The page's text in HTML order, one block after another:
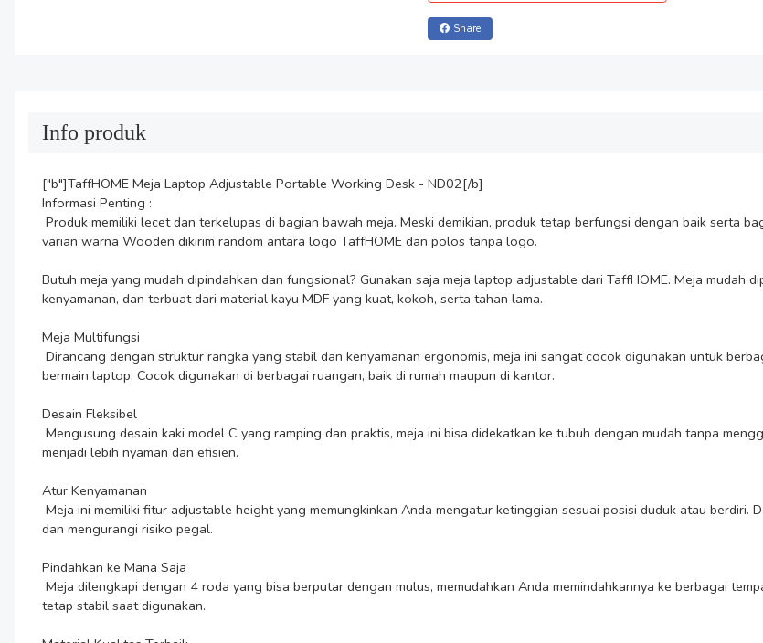
Share
Info produk
["b"]TaffHOME Meja Laptop Adjustable Portable Working Desk - ND02[/b]
Informasi Penting :
varian warna Wooden dikirim random antara logo TaffHOME dan polos tanpa logo.
Butuh meja yang mudah dipindahkan dan fungsional? Gunakan saja meja laptop adjustable dari TaffHOME. Meja mudah
kenyamanan, dan terbuat dari material kayu MDF yang kuat, kokoh, serta tahan lama.
Meja Multifungsi
bermain laptop. Cocok digunakan di berbagai ruangan, baik di rumah maupun di kantor.
Desain Fleksibel
menjadi lebih nyaman dan efisien.
Atur Kenyamanan
dan mengurangi risiko pegal.
Pindahkan ke Mana Saja
tetap stabil saat digunakan.